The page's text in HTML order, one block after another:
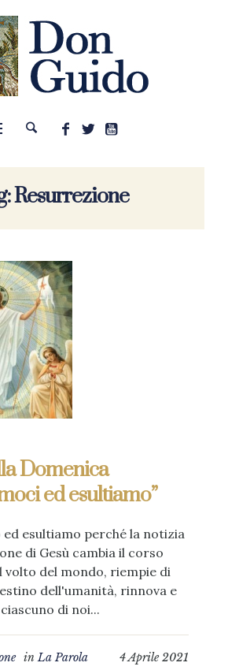
Resurrezione
Domenica
ed esultiamo”
esultiamo perché la notizia
di Gesù cambia il corso
volto del mondo, riempie di
dell'umanità, rinnova e
di noi...
4 Aprile 2021
inLa Parola